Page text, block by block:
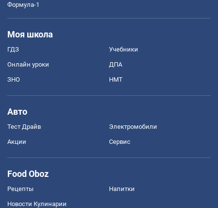
Формула-1
Моя школа
ГДЗ Учебники
Онлайн уроки ДПА
ЗНО НМТ
Авто
Тест Драйв Электромобили
Акции Сервис
Food Oboz
Рецепты Напитки
Новости Кулинарии